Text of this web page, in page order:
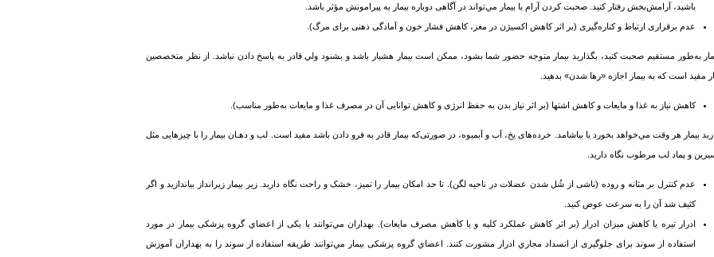
باشید، آرامش‌بخش رفتار کنید. صحبت کردن آرام با بیمار مي‌تواند در آگاهی دوباره بیمار به پیرامونش مؤثر باشد.
عدم برقراری ارتباط و کناره‌گیری (بر اثر کاهش اکسیژن در مغز، کاهش فشار خون و آمادگی ذهنی برای مرگ).
به‌طور مستقیم صحبت کنید، بگذارید بیمار متوجه حضور شما بشود، ممکن است بیمار هشیار باشد و بشنود ولي قادر به پاسخ دادن نباشد. از نظر متخصصین
مفید است که به بیمار اجازه «رها شدن» بدهید.
کاهش نیاز به غذا و مایعات و کاهش اشتها (بر اثر نیاز بدن به حفظ انرژی و کاهش توانایی آن در مصرف غذا و مایعات به‌طور مناسب).
بیمار هر وقت مي‌خواهد بخورد یا بیاشامد. خرده‌های یخ، آب و آبمیوه، در صورتی‌که بیمار قادر به فرو دادن باشد مفید است. لب و دهـان بیمار را با چیزهایی مثل
و پماد لب مرطوب نگاه دارید.
عدم کنترل بر مثانه و روده (ناشی از شُل شدن عضلات در ناحیه لگن). تا حد امکان بیمار را تمیز، خشک و راحت نگاه دارید. زیر بیمار زیرانداز بیاندازید و اگر
کثیف شد آن را به سرعت عوض کنید.
ادرار تیره یا کاهش میزان ادرار (بر اثر کاهش عملکرد کلیه و یا کاهش مصرف مایعات). بهداران مي‌توانند با یکی از اعضاي گروه پزشکی بیمار در مورد
استفاده از سوند برای جلوگیری از انسداد مجاري ادرار مشورت کنند. اعضاي گروه پزشکی بیمار مي‌توانند طریقه استفاده از سوند را به بهداران آموزش